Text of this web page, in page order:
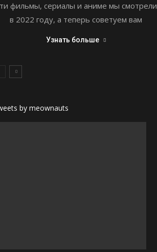
фильмы, сериалы и аниме мы смотрели
в 2022 году, а теперь советуем вам
Узнать больше
by meownauts